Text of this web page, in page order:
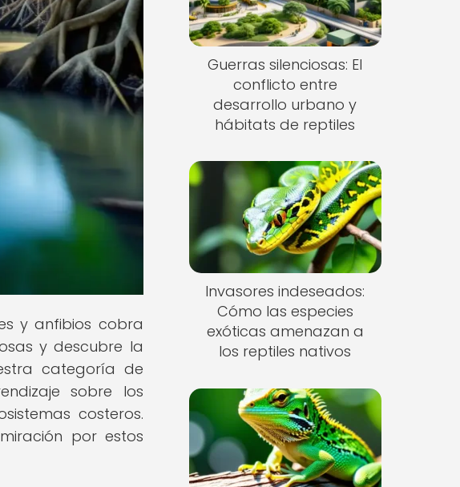
y anfibios cobra
y descubre la
categoría de
sobre los
costeros.
por estos
Guerras silenciosas: El
conflicto entre
desarrollo urbano y
hábitats de reptiles
Invasores indeseados:
Cómo las especies
exóticas amenazan a
los reptiles nativos